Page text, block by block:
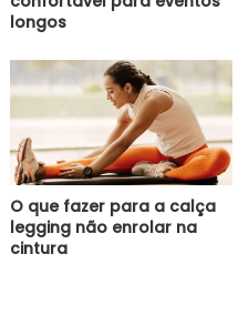
longos
O que fazer para a calça
legging não enrolar na
cintura